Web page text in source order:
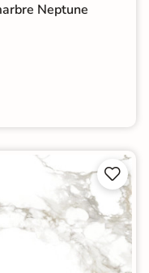
Neptune

